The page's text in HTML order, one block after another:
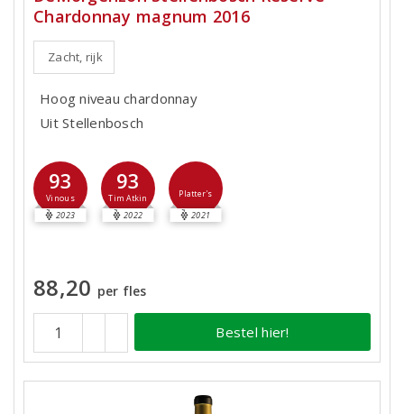
Chardonnay magnum 2016
Zacht, rijk
Hoog niveau chardonnay
Uit Stellenbosch
93
Vinous
2023
93
Tim Atkin
2022
Platter's
2021
88,20 per fles
Bestel hier!